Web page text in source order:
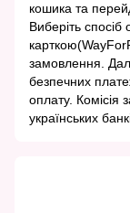
кошика та
Виберіть
замовлення.
безпечних
оплату. Комісія
українських